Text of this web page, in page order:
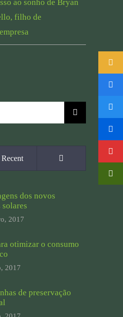
ao sonho de Bryan
filho de
Recent
dos novos
solares
2017
otimizar o consumo
2017
de preservação